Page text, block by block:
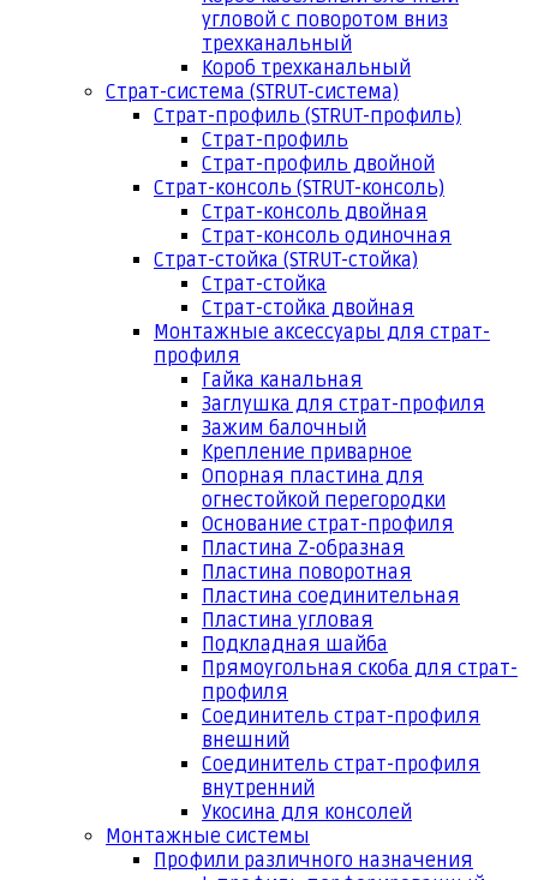
угловой с поворотом вниз
трехканальный
Короб трехканальный
Страт-система (STRUT-система)
Страт-профиль (STRUT-профиль)
Страт-профиль
Страт-профиль двойной
Страт-консоль (STRUT-консоль)
Страт-консоль двойная
Страт-консоль одиночная
Страт-стойка (STRUT-стойка)
Страт-стойка
Страт-стойка двойная
Монтажные аксессуары для страт-
профиля
Гайка канальная
Заглушка для страт-профиля
Зажим балочный
Крепление приварное
Опорная пластина для
огнестойкой перегородки
Основание страт-профиля
Пластина Z-образная
Пластина поворотная
Пластина соединительная
Пластина угловая
Подкладная шайба
Прямоугольная скоба для страт-
профиля
Соединитель страт-профиля
внешний
Соединитель страт-профиля
внутренний
Укосина для консолей
Монтажные системы
Профили различного назначения